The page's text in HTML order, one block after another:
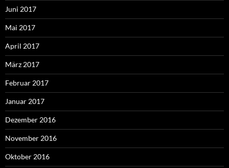
Juni 2017
Mai 2017
April 2017
März 2017
Februar 2017
Januar 2017
Dezember 2016
November 2016
Oktober 2016